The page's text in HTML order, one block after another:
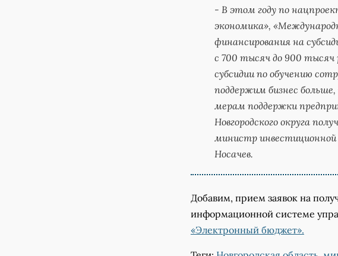
- В этом году по
экономика»,
финансирования на
с 700 тысяч до 900 тысяч
субсидии по обучению
поддержим бизнес больше,
мерам поддержки
Новгородского округа
министр инвестиционной
Носачев.
Добавим, прием заявок на
информационной системе
«Электронный бюджет».